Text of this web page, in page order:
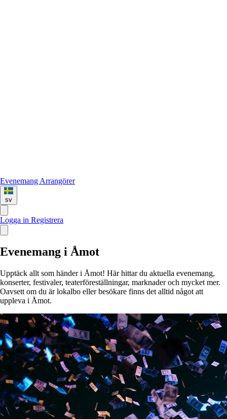
Evenemang Arrangörer
sv
Logga in Registrera
Evenemang i Åmot
Upptäck allt som händer i Åmot! Här hittar du aktuella evenemang,
konserter, festivaler, teaterföreställningar, marknader och mycket mer.
Oavsett om du är lokalbo eller besökare finns det alltid något att
uppleva i Åmot.